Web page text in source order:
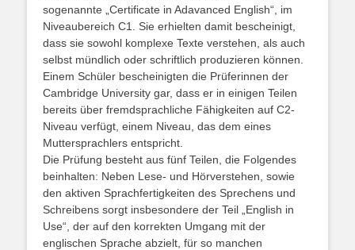
sogenannte „Certificate in Adavanced English“, im
Niveaubereich C1. Sie erhielten damit bescheinigt,
dass sie sowohl komplexe Texte verstehen, als auch
selbst mündlich oder schriftlich produzieren können.
Einem Schüler bescheinigten die Prüferinnen der
Cambridge University gar, dass er in einigen Teilen
bereits über fremdsprachliche Fähigkeiten auf C2-
Niveau verfügt, einem Niveau, das dem eines
Muttersprachlers entspricht.
Die Prüfung besteht aus fünf Teilen, die Folgendes
beinhalten: Neben Lese- und Hörverstehen, sowie
den aktiven Sprachfertigkeiten des Sprechens und
Schreibens sorgt insbesondere der Teil „English in
Use“, der auf den korrekten Umgang mit der
englischen Sprache abzielt, für so manchen